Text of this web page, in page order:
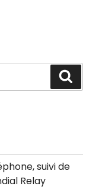
suivi de
Relay